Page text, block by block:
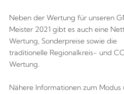
Neben der Wertung für unseren
Meister 2021 gibt es auch eine
Wertung, Sonderpreise sowie die
traditionelle Regionalkreis- und
Wertung.
Nähere Informationen zum Modus